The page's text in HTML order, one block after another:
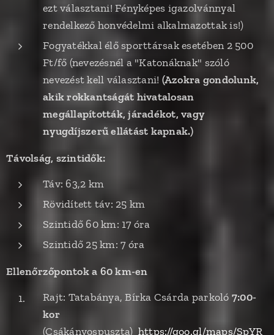
ezt választani! Fényképes igazolvánnyal
rendelkező honvédelmi alkalmazottak is!)
Fogyatékkal élő sporttársak esetében 2 500
Ft/fő (nevezésnél a "Katonáknak" szóló
nevezést kell választani! (Azokra gondolunk,
akik rokkantságát hivatalosan
megállapították, járadékot, vagy
nyugdíjszerű ellátást kapnak.)
Távolság, szintidők:
Táv: 63,2 km
Rövidített táv: 25 km
Szintidő 60 km: 17 óra
Szintidő 25 km: 7 óra
Ellenőrzőpontok a 60 km-en
Rajt: Tatabánya, Bírka Csárda parkoló 7:00-
kor
(Csákányospuszta) https://goo.gl/maps/SpYR